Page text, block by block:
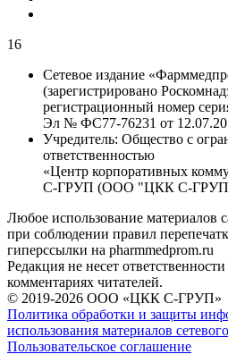
16
Сетевое издание
(зарегистрировано
регистрационный номер
Эл № ФС77-76231 от
Учредитель: Общество с
ответственностью
«Центр корпоративных
С-ГРУП (ООО "ЦКК С-
Любое использование материалов
при соблюдении правил
гиперссылки на pharmmedprom.ru
Редакция не несет
комментариях читателей.
© 2019-2026 ООО «ЦКК С-ГРУП»
Политика обработки и защиты
использования материалов
Пользовательское соглашение